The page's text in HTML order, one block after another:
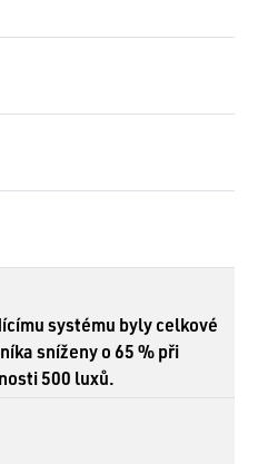
systému byly celkové
sníženy o 65 % při
500 luxů.